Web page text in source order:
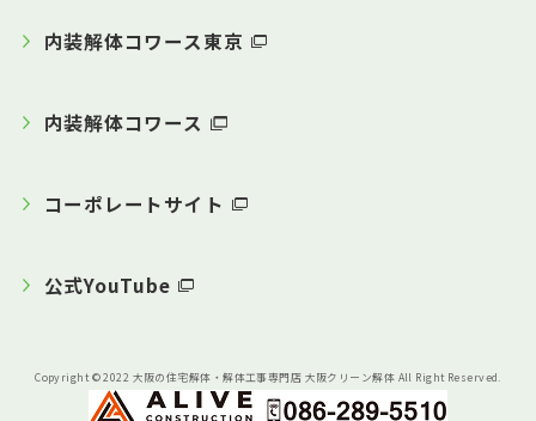
内装解体コワース東京
内装解体コワース
コーポレートサイト
公式YouTube
Copyright © 2022 大阪の住宅解体・解体工事専門店 大阪クリーン解体 All Right Reserved.